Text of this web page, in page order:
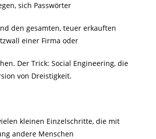
sich Passwörter
den gesamten, teuer erkauften
einer Firma oder
Der Trick: Social Engineering, die
von Dreistigkeit.
kleinen Einzelschritte, die mit
andere Menschen